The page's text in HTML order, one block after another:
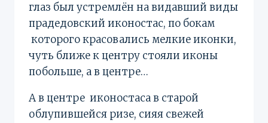
глаз был устремлён на видавший виды
прадедовский иконостас, по бокам
которого красовались мелкие иконки,
чуть ближе к центру стояли иконы
побольше, а в центре…
А в центре иконостаса в старой
облупившейся ризе, сияя свежей